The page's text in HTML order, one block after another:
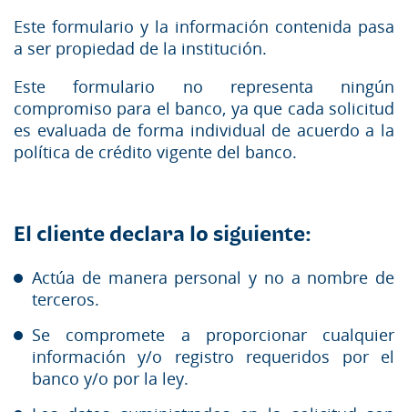
Este formulario y la información contenida pasa
a ser propiedad de la institución.
Este formulario no representa ningún
compromiso para el banco, ya que cada solicitud
es evaluada de forma individual de acuerdo a la
política de crédito vigente del banco.
El cliente declara lo siguiente:
Actúa de manera personal y no a nombre de
terceros.
Se compromete a proporcionar cualquier
información y/o registro requeridos por el
banco y/o por la ley.